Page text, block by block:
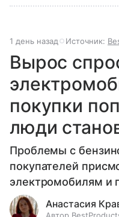
1 день назад Источник:
Вырос
покупки
люди
Проблемы с
покупателей
электромобилям и
Анастасия